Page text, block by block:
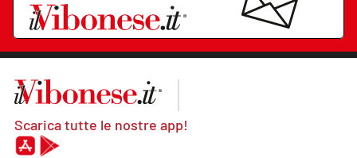
Scarica tutte le nostre app!